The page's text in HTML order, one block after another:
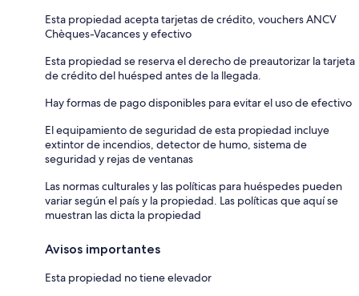
Esta propiedad acepta tarjetas de crédito, vouchers ANCV
Chèques-Vacances y efectivo
Esta propiedad se reserva el derecho de preautorizar la tarjeta
de crédito del huésped antes de la llegada.
Hay formas de pago disponibles para evitar el uso de efectivo
El equipamiento de seguridad de esta propiedad incluye
extintor de incendios, detector de humo, sistema de
seguridad y rejas de ventanas
Las normas culturales y las políticas para huéspedes pueden
variar según el país y la propiedad. Las políticas que aquí se
muestran las dicta la propiedad
Avisos importantes
Esta propiedad no tiene elevador